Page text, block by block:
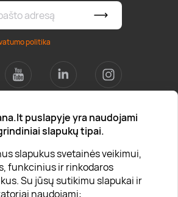
puslapyje yra naudojami
slapukų tipai.
slapukus svetainės veikimui,
funkcinius ir rinkodaros
Su jūsų sutikimu slapukai ir
naudojami:
politika